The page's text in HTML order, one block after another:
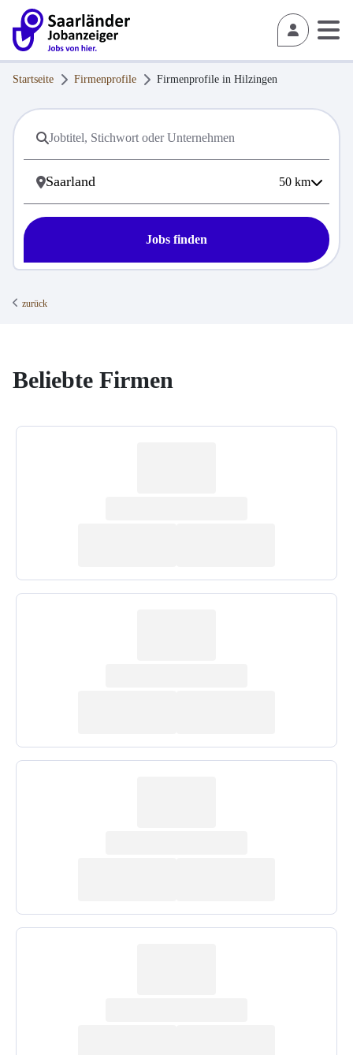
Startseite Firmenprofile Firmenprofile in Hilzingen
50 km
Jobs finden
zurück
Beliebte Firmen